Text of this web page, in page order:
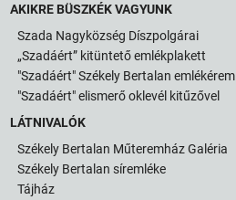
AKIKRE BÜSZKÉK VAGYUNK
Szada Nagyközség Díszpolgárai
„Szadáért” kitüntető emlékplakett
"Szadáért" Székely Bertalan emlékérem
"Szadáért" elismerő oklevél kitűzővel
LÁTNIVALÓK
Székely Bertalan Műteremház Galéria
Székely Bertalan síremléke
Tájház